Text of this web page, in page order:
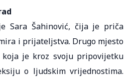
Sara Šahinović, čija je priča
i prijateljstva. Drugo mjesto
je kroz svoju pripovijetku
o ljudskim vrijednostima.